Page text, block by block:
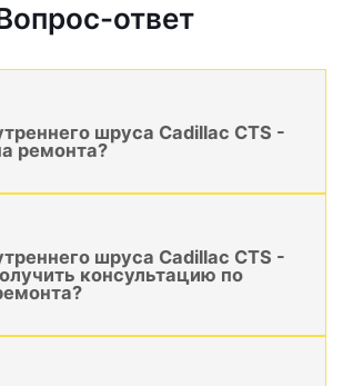
ответ
шруса Cadillac CTS -
ремонта?
шруса Cadillac CTS -
консультацию по